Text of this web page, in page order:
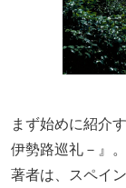
まず始めに紹介
伊勢路巡礼－』。
著者は、スペイ